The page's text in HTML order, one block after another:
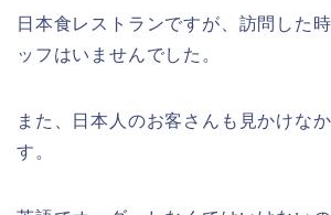
日本食レストランですが、訪問した
ッフはいませんでした。
また、日本人のお客さんも見かけな
す。